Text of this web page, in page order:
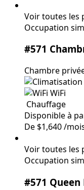
Voir toutes les
Occupation
#571
Chambre
WiFi
Disponible à
De $1,640/
Voir toutes les
Occupation
#571